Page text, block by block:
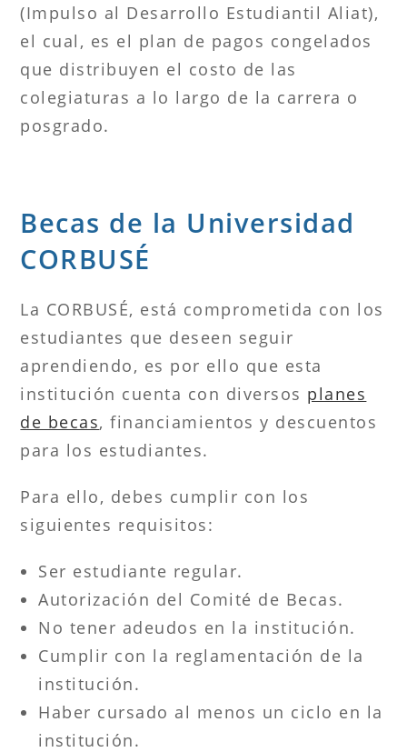
(Impulso al Desarrollo Estudiantil Aliat),
el cual, es el plan de pagos congelados
que distribuyen el costo de las
colegiaturas a lo largo de la carrera o
posgrado.
Becas de la Universidad
CORBUSÉ
La CORBUSÉ, está comprometida con los
estudiantes que deseen seguir
aprendiendo, es por ello que esta
institución cuenta con diversos planes
de becas, financiamientos y descuentos
para los estudiantes.
Para ello, debes cumplir con los
siguientes requisitos:
Ser estudiante regular.
Autorización del Comité de Becas.
No tener adeudos en la institución.
Cumplir con la reglamentación de la
institución.
Haber cursado al menos un ciclo en la
institución.